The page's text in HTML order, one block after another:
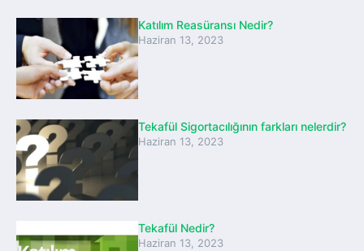
Katılım Reasüransı Nedir?
Haziran 13, 2023
Tekafül Sigortacılığının farkları nelerdir?
Haziran 13, 2023
Tekafül Nedir?
Haziran 13, 2023